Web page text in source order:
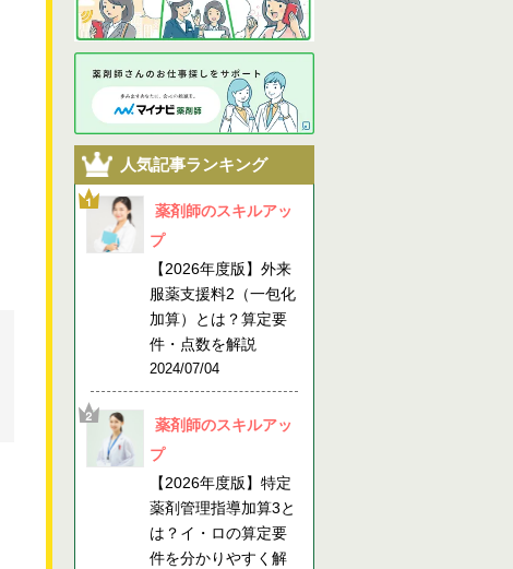
人気記事ランキング
薬剤師のスキルアッ
プ
【2026年度版】外来
服薬支援料2（一包化
加算）とは？算定要
件・点数を解説
2024/07/04
薬剤師のスキルアッ
プ
【2026年度版】特定
薬剤管理指導加算3と
は？イ・ロの算定要
件を分かりやすく解